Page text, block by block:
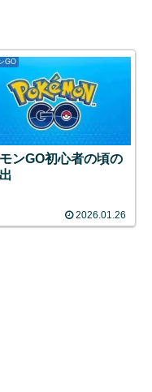
GO
ンGO初心者の頃の
2026.01.26